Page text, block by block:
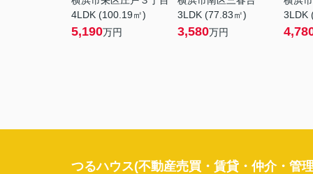
4LDK (100.19㎡)
5,190万円
3LDK (77.83㎡)
3,580万円
3LDK
つるハウス(不動産売買・賃貸・仲介・管